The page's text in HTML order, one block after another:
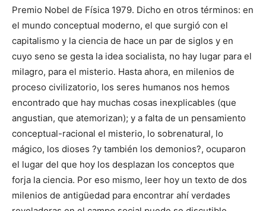
Premio Nobel de Física 1979. Dicho en otros términos: en
el mundo conceptual moderno, el que surgió con el
capitalismo y la ciencia de hace un par de siglos y en
cuyo seno se gesta la idea socialista, no hay lugar para el
milagro, para el misterio. Hasta ahora, en milenios de
proceso civilizatorio, los seres humanos nos hemos
encontrado que hay muchas cosas inexplicables (que
angustian, que atemorizan); y a falta de un pensamiento
conceptual-racional el misterio, lo sobrenatural, lo
mágico, los dioses ?y también los demonios?, ocuparon
el lugar del que hoy los desplazan los conceptos que
forja la ciencia. Por eso mismo, leer hoy un texto de dos
milenios de antigüedad para encontrar ahí verdades